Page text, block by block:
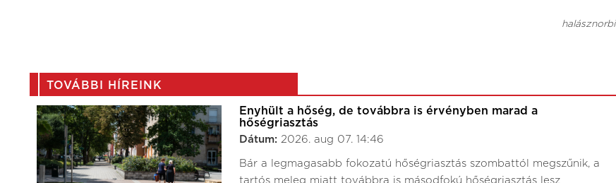
halásznorbi
TOVÁBBI HÍREINK
Enyhült a hőség, de továbbra is érvényben marad a
hőségriasztás
Dátum: 2026. aug 07. 14:46
Bár a legmagasabb fokozatú hőségriasztás szombattól megszűnik, a
tartós meleg miatt továbbra is másodfokú hőségriasztás lesz